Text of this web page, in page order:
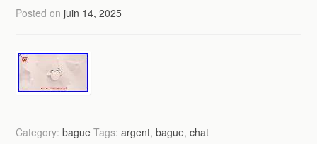
Posted onjuin 14, 2025
Category:bague Tags:argent,bague,chat